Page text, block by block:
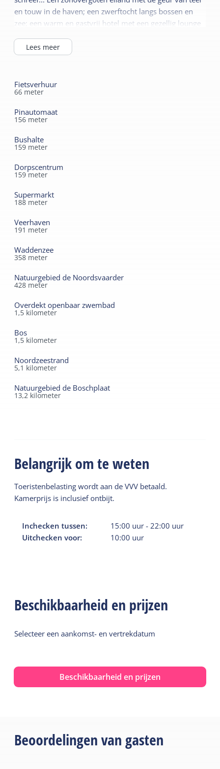
en touw in de haven; een zwerftocht langs bossen en
zee; een warm en gastvrij hotel met een gezellig lounge
voor een verblijf, dat u niet meer vergeet. Het hotel staat
Lees meer
Fietsverhuur
66 meter
Pinautomaat
156 meter
Bushalte
159 meter
Dorpscentrum
159 meter
Supermarkt
188 meter
Veerhaven
191 meter
Waddenzee
358 meter
Natuurgebied de Noordsvaarder
428 meter
Overdekt openbaar zwembad
1,5 kilometer
Bos
1,5 kilometer
Noordzeestrand
5,1 kilometer
Natuurgebied de Boschplaat
13,2 kilometer
Belangrijk om te weten
Toeristenbelasting wordt aan de VVV betaald.
Kamerprijs is inclusief ontbijt.
Inchecken tussen: 15:00 uur - 22:00 uur
Uitchecken voor:
10:00 uur
Beschikbaarheid en prijzen
Selecteer een aankomst- en vertrekdatum
Beschikbaarheid en prijzen
Beoordelingen van gasten